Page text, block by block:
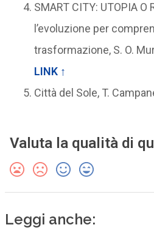
SMART CITY: UTOPIA O
l’evoluzione per
trasformazione, S. O.
LINK ↑
Città del Sole, T.
Valuta la qualità di
Leggi anche: